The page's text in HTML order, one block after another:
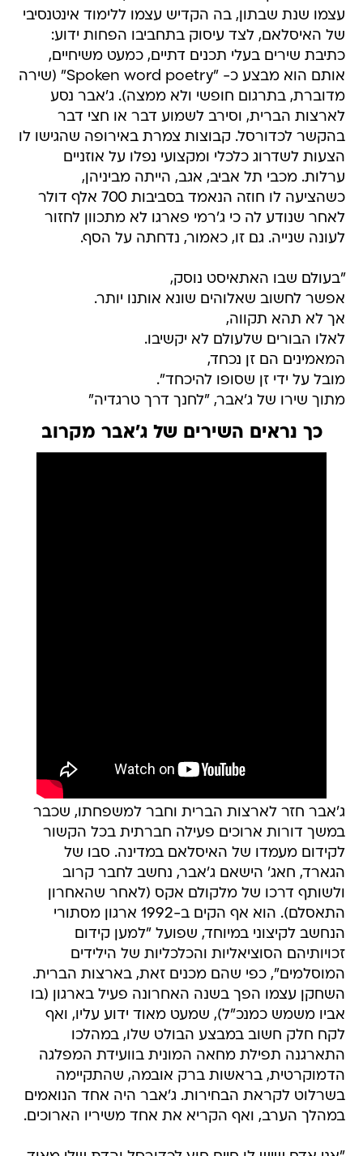
עצמו שנת שבתון, בה הקדיש עצמו ללימוד אינטנסיבי
של האיסלאם, לצד עיסוק בתחביבו הפחות ידוע:
כתיבת שירים בעלי תכנים דתיים, כמעט משיחיים,
אותם הוא מבצע כ- "Spoken word poetry" (שירה
מדוברת, בתרגום חופשי ולא ממצה). ג'אבר נסע
לארצות הברית, וסירב לשמוע דבר או חצי דבר
בהקשר לכדורסל. קבוצות צמרת באירופה שהגישו לו
הצעות לשדרוג כלכלי ומקצועי נפלו על אוזניים
ערלות. מכבי תל אביב, אגב, הייתה מביניהן,
כשהציעה לו חוזה הנאמד בסביבות 700 אלף דולר
לאחר שנודע לה כי ג'רמי פארגו לא מתכוון לחזור
לעונה שנייה. גם זו, כאמור, נדחתה על הסף.
"בעולם שבו האתאיסט נוסק,
אפשר לחשוב שאלוהים שונא אותנו יותר.
אך לא תהא תקווה,
לאלו הבורים שלעולם לא יקשיבו.
המאמינים הם זן נכחד,
מובל על ידי זן שסופו להיכחד".
מתוך שירו של ג'אבר, "לחנך דרך טרגדיה"
כך נראים השירים של ג'אבר מקרוב
ג'אבר חזר לארצות הברית וחבר למשפחתו, שכבר
במשך דורות ארוכים פעילה חברתית בכל הקשור
לקידום מעמדו של האיסלאם במדינה. סבו של
הגארד, חאג' הישאם ג'אבר, נחשב לחבר קרוב
ולשותף דרכו של מלקולם אקס (לאחר שהאחרון
התאסלם). הוא אף הקים ב-1992 ארגון מסתורי
הנחשב לקיצוני במיוחד, שפועל "למען קידום
זכויותיהם הסוציאליות והכלכליות של הילידים
המוסלמים", כפי שהם מכנים זאת, בארצות הברית.
השחקן עצמו הפך בשנה האחרונה פעיל בארגון (בו
אביו משמש כמנכ"ל), שמעט מאוד ידוע עליו, ואף
לקח חלק חשוב במבצע הבולט שלו, במהלכו
התארגנה תפילת מחאה המונית בוועידת המפלגה
הדמוקרטית, בראשות ברק אובמה, שהתקיימה
בשרלוט לקראת הבחירות. ג'אבר היה אחד הנואמים
במהלך הערב, ואף הקריא את אחד משיריו הארוכים.